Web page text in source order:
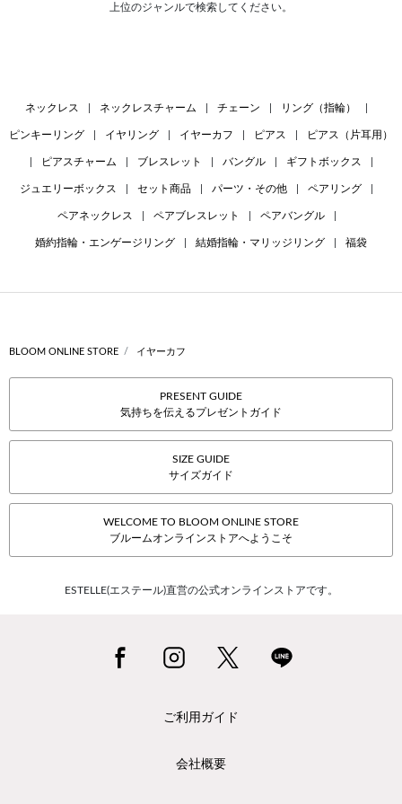
上位のジャンルで検索してください。
ネックレス ネックレスチャーム チェーン リング（指輪）
ピンキーリング イヤリング イヤーカフ ピアス ピアス（片耳用）
ピアスチャーム ブレスレット バングル ギフトボックス
ジュエリーボックス セット商品 パーツ・その他 ペアリング
ペアネックレス ペアブレスレット ペアバングル
婚約指輪・エンゲージリング 結婚指輪・マリッジリング 福袋
BLOOM ONLINE STORE イヤーカフ
PRESENT GUIDE
気持ちを伝えるプレゼントガイド
SIZE GUIDE
サイズガイド
WELCOME TO BLOOM ONLINE STORE
ブルームオンラインストアへようこそ
ESTELLE(エステール)直営の公式オンラインストアです。
ご利用ガイド
会社概要